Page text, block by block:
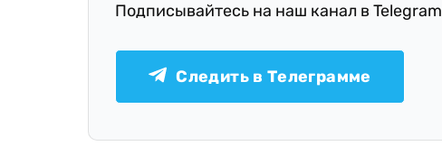
Подписывайтесь на наш канал в Telegram
Следить в Телеграмме